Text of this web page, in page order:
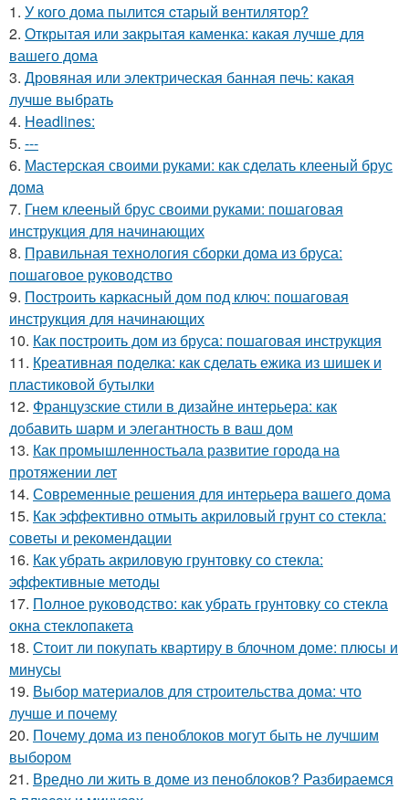
1. У кого дома пылитcя cтарый вентилятор?
2. Открытая или закрытая каменка: какая лучше для
вашего дома
3. Дровяная или электрическая банная печь: какая
лучше выбрать
4. Headlines:
5. ---
6. Мастерская своими руками: как сделать клееный брус
дома
7. Гнем клееный брус своими руками: пошаговая
инструкция для начинающих
8. Правильная технология сборки дома из бруса:
пошаговое руководство
9. Построить каркасный дом под ключ: пошаговая
инструкция для начинающих
10. Как построить дом из бруса: пошаговая инструкция
11. Креативная поделка: как сделать ежика из шишек и
пластиковой бутылки
12. Французские стили в дизайне интерьера: как
добавить шарм и элегантность в ваш дом
13. Как промышленностьала развитие города на
протяжении лет
14. Современные решения для интерьера вашего дома
15. Как эффективно отмыть акриловый грунт со стекла:
советы и рекомендации
16. Как убрать акриловую грунтовку со стекла:
эффективные методы
17. Полное руководство: как убрать грунтовку со стекла
окна стеклопакета
18. Стоит ли покупать квартиру в блочном доме: плюсы и
минусы
19. Выбор материалов для строительства дома: что
лучше и почему
20. Почему дома из пеноблоков могут быть не лучшим
выбором
21. Вредно ли жить в доме из пеноблоков? Разбираемся